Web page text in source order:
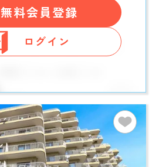
無料会員登録
ログイン